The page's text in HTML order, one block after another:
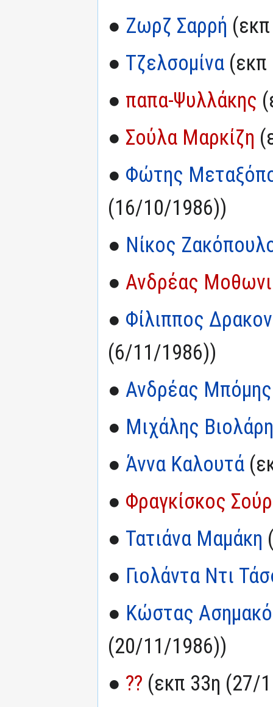
● Ζωρζ Σαρρή
● Τζελσομίνα
● παπα-Ψυλλάκης
● Σούλα Μαρκίζη
● Φώτης
(16/10/1986))
● Νίκος
● Ανδρέας
● Φίλιππος
(6/11/1986))
● Ανδρέας Μπόμης
● Μιχάλης
● Άννα Καλουτά
● Φραγκίσκος
● Τατιάνα Μαμάκη
● Γιολάντα Ντι
● Κώστας
(20/11/1986))
● ?? (εκπ 33η (27/